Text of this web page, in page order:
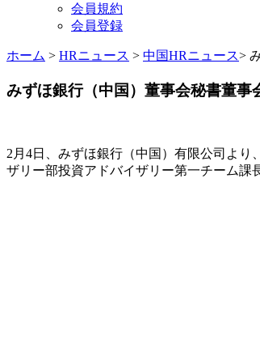
会員規約
会員登録
ホーム > HRニュース > 中国HRニュース>
みずほ銀行（中国）董事会秘書董事
2月4日、みずほ銀行（中国）有限公司よ
ザリー部投資アドバイザリー第一チーム課